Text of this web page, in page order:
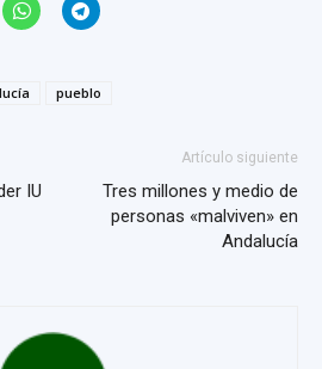
pueblo
IU
Artículo siguiente
Tres millones y medio de
personas «malviven» en
Andalucía